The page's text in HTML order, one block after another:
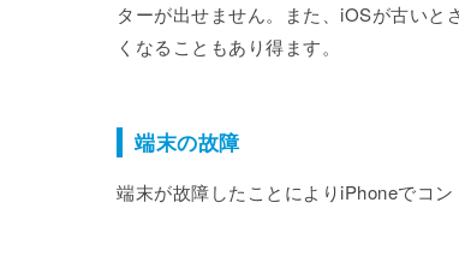
ターが出せません。また、iOSが古いと
くなることもあり得ます。
端末の故障
端末が故障したことによりiPhoneでコ